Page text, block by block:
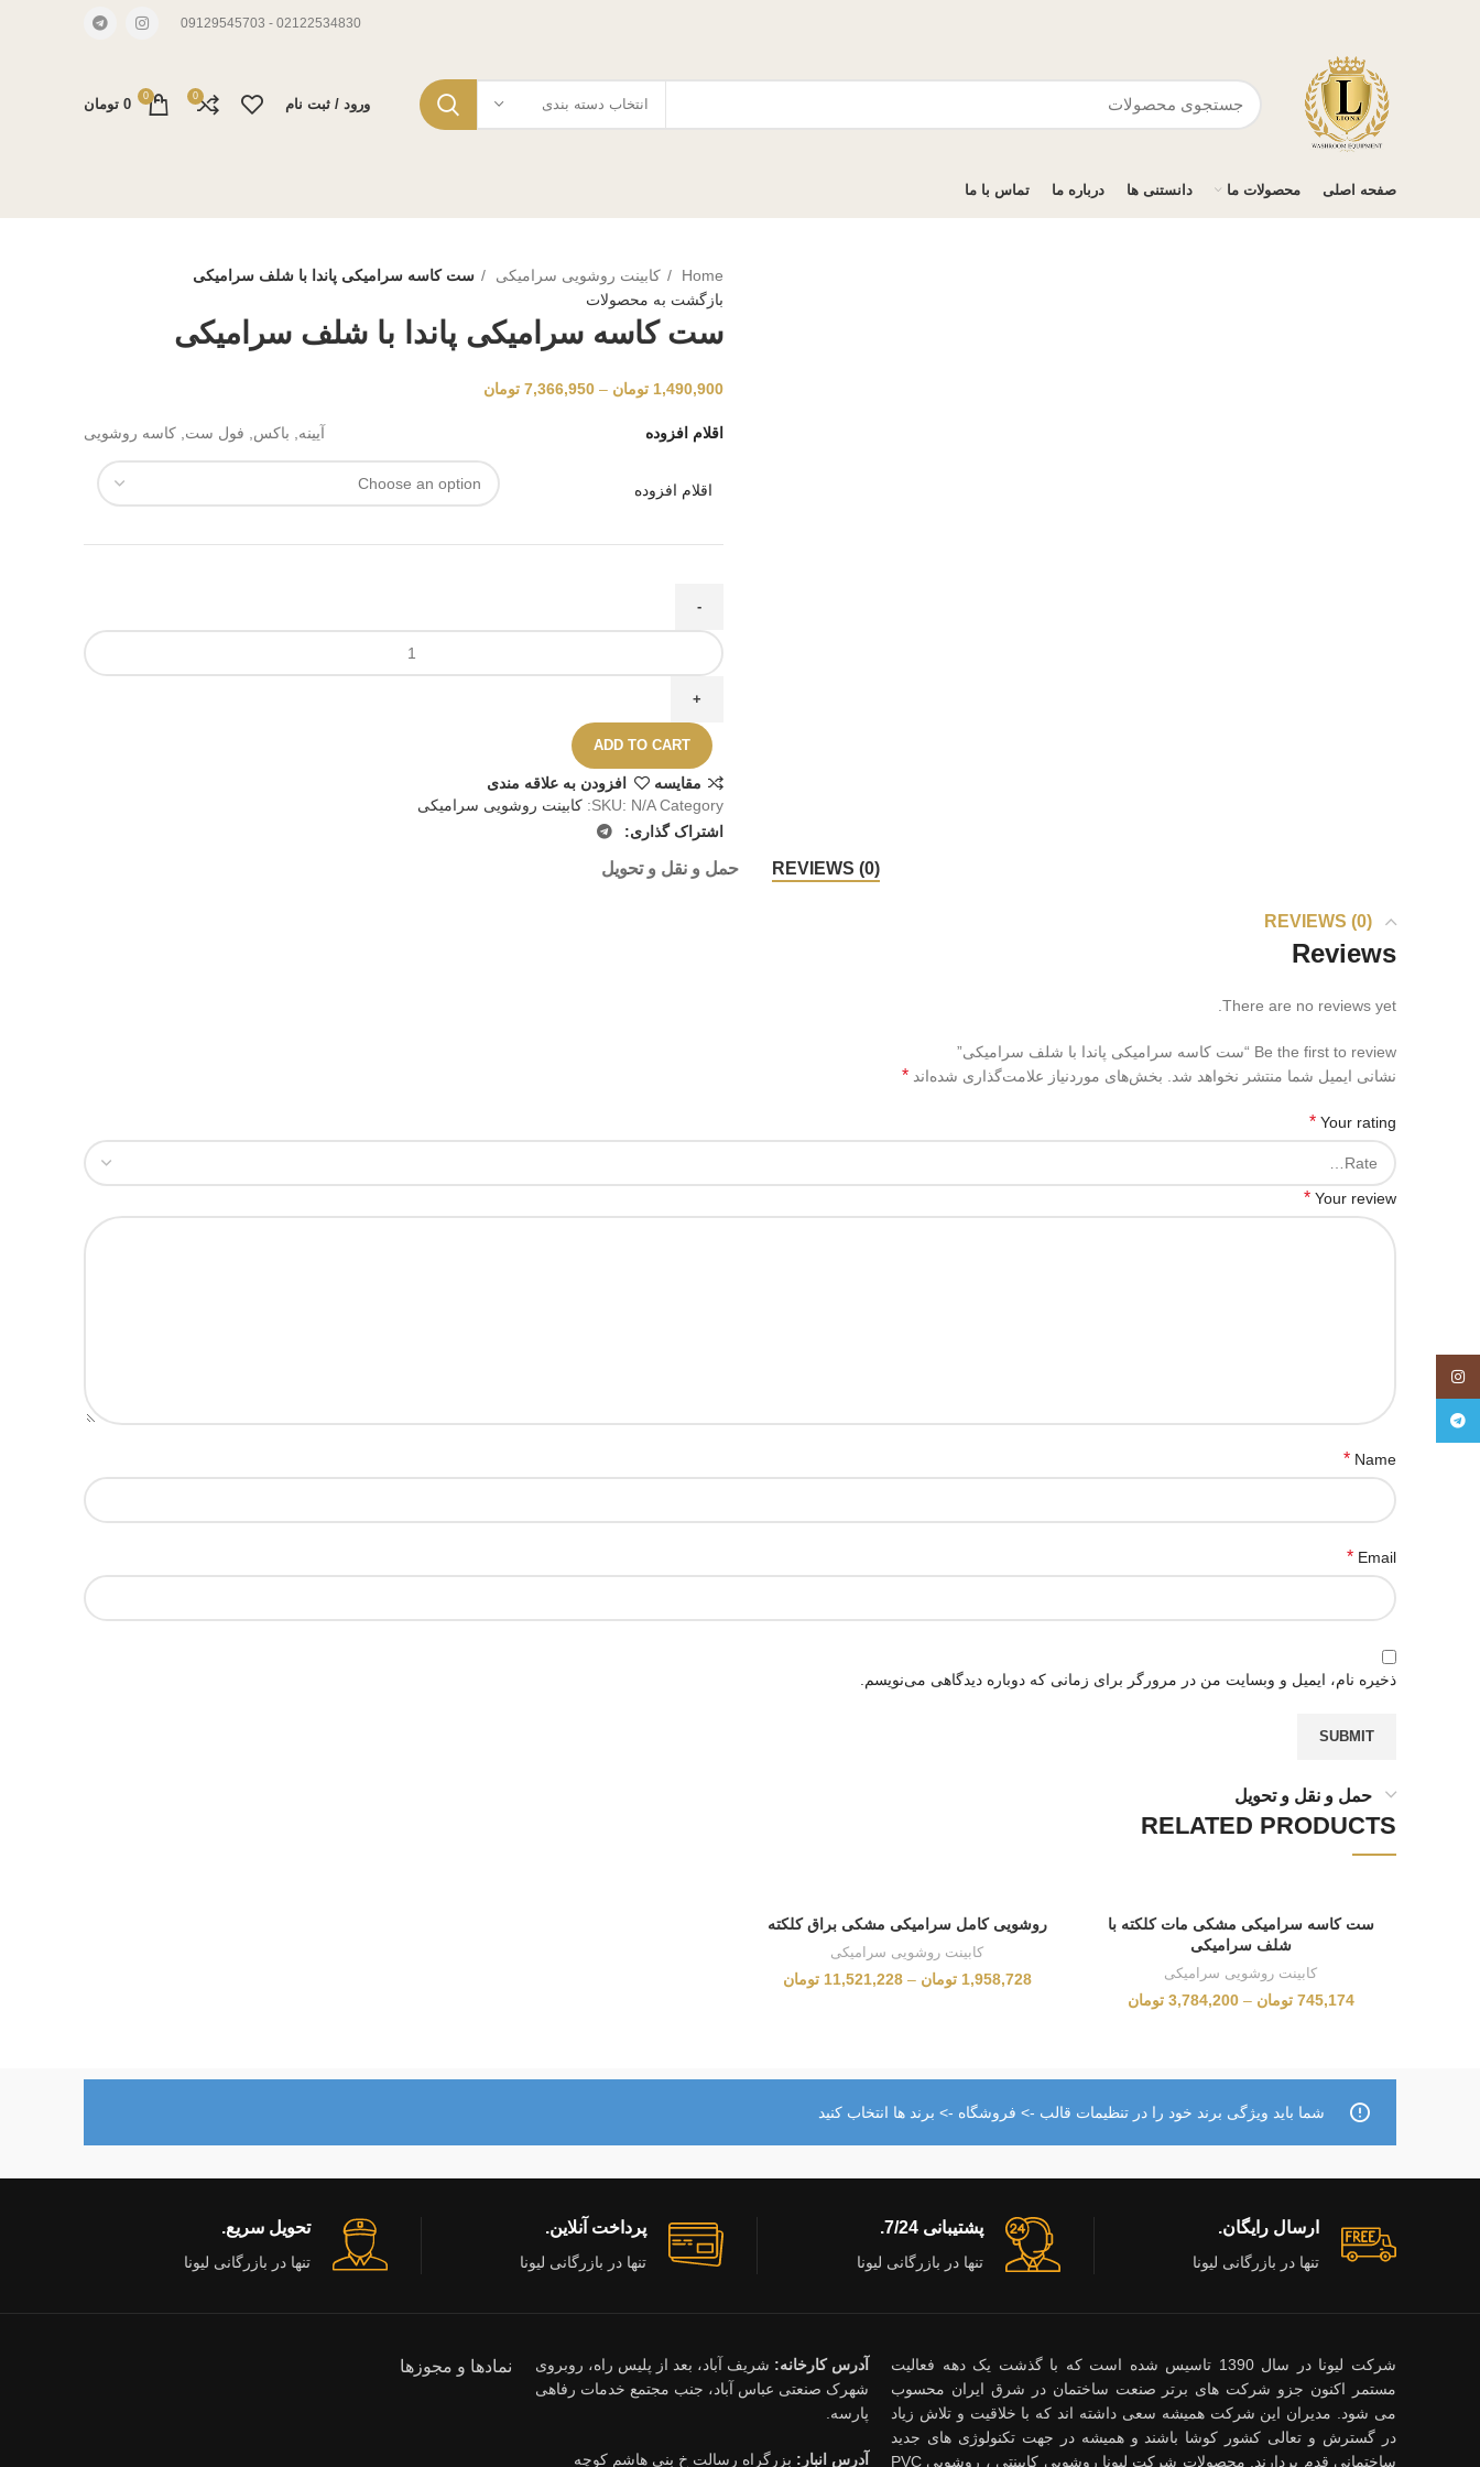
02122534830 - 09129545703
انتخاب دسته بندی ورود / ثبت نام
0
0
0 تومان
صفحه اصلی محصولات ما دانستنی ها درباره ما تماس با ما
Home کابینت روشویی سرامیکی
ست کاسه سرامیکی پاندا با شلف سرامیکی
بازگشت به محصولات
ست کاسه سرامیکی پاندا با شلف سرامیکی
1,490,900 تومان –
7,366,950 تومان
اقلام افزوده آیینه, باکس, فول ست, کاسه روشویی
اقلام افزوده
ADD TO CART
مقايسه
افزودن به علاقه مندی
SKU: N/ACategory:
کابینت روشویی سرامیکی
اشتراک گذاری:
REVIEWS (0) حمل و نقل و تحویل
REVIEWS (0)
Reviews
There are no reviews yet.
Be the first to review “ست کاسه سرامیکی پاندا با شلف سرامیکی”
نشانی ایمیل شما منتشر نخواهد شد. بخش‌های موردنیاز علامت‌گذاری شده‌اند *
Your rating
*
Your review
*
Name
*
Email
*
ذخیره نام، ایمیل و وبسایت من در مرورگر برای زمانی که دوباره دیدگاهی می‌نویسم.
حمل و نقل و تحویل
RELATED PRODUCTS
ست کاسه سرامیکی مشکی مات کلکته با
شلف سرامیکی
کابینت روشویی سرامیکی
745,174 تومان –
3,784,200 تومان
روشویی کامل سرامیکی مشکی براق کلکته
کابینت روشویی سرامیکی
1,958,728 تومان –
11,521,228 تومان
شما باید ویژگی برند خود را در تنظیمات قالب -> فروشگاه -> برند ها انتخاب کنید
ارسال رایگان.
تنها در بازرگانی لیونا
پشتیبانی 7/24.
تنها در بازرگانی لیونا
پرداخت آنلاین.
تنها در بازرگانی لیونا
تحویل سریع.
تنها در بازرگانی لیونا
شرکت لیونا در سال 1390 تاسیس شده است که با گذشت یک دهه فعالیت
مستمر اکنون جزو شرکت های برتر صنعت ساختمان در شرق ایران محسوب
می شود. مدیران این شرکت همیشه سعی داشته اند که با خلاقیت و تلاش زیاد
در گسترش و تعالی کشور کوشا باشند و همیشه در جهت تکنولوژی های جدید
ساختمانی قدم بردارند. محصولات شرکت لیونا روشویی کابینتی ، روشویی PVC
آدرس کارخانه: شریف آباد، بعد از پلیس راه، روبروی
شهرک صنعتی عباس آباد، جنب مجتمع خدمات رفاهی
پارسه.
آدرس انبار: بزرگراه رسالت خ بنی هاشم کوچه
نمادها و مجوزها